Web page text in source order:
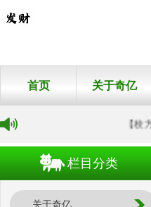
首页 关于奇亿
【校方
栏目分类
关于奇亿